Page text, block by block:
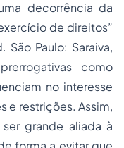
decorrência da
de direitos”
São Paulo: Saraiva,
como
no interesse
e restrições. Assim,
grande aliada à